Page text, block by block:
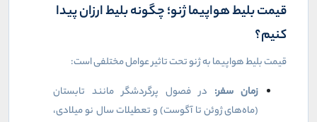
قیمت بلیط هواپیما ژنو؛ چگونه بلیط ارزان پیدا
کنیم؟
قیمت بلیط هواپیما به ژنو تحت تاثیر عوامل مختلفی است:
زمان سفر: در فصول پرگردشگر مانند تابستان
(ماه‌های ژوئن تا آگوست) و تعطیلات سال نو میلادی،